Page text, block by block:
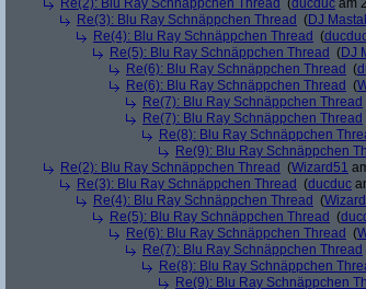
Re(2): Blu Ray Schnäppchen Thread (ducduc am
Re(3): Blu Ray Schnäppchen Thread (DJ
Re(4): Blu Ray Schnäppchen Thread (
Re(5): Blu Ray Schnäppchen Thread (DJ
Re(6): Blu Ray Schnäppchen Thread (
Re(6): Blu Ray Schnäppchen Thread (
Re(7): Blu Ray Schnäppchen Thread
Re(7): Blu Ray Schnäppchen Thread
Re(8): Blu Ray Schnäppchen
Re(9): Blu Ray Schnäppchen
Re(2): Blu Ray Schnäppchen Thread (Wizard51
Re(3): Blu Ray Schnäppchen Thread (ducduc
Re(4): Blu Ray Schnäppchen Thread (
Re(5): Blu Ray Schnäppchen Thread (
Re(6): Blu Ray Schnäppchen Thread (
Re(7): Blu Ray Schnäppchen Thread
Re(8): Blu Ray Schnäppchen
Re(9): Blu Ray Schnäppchen